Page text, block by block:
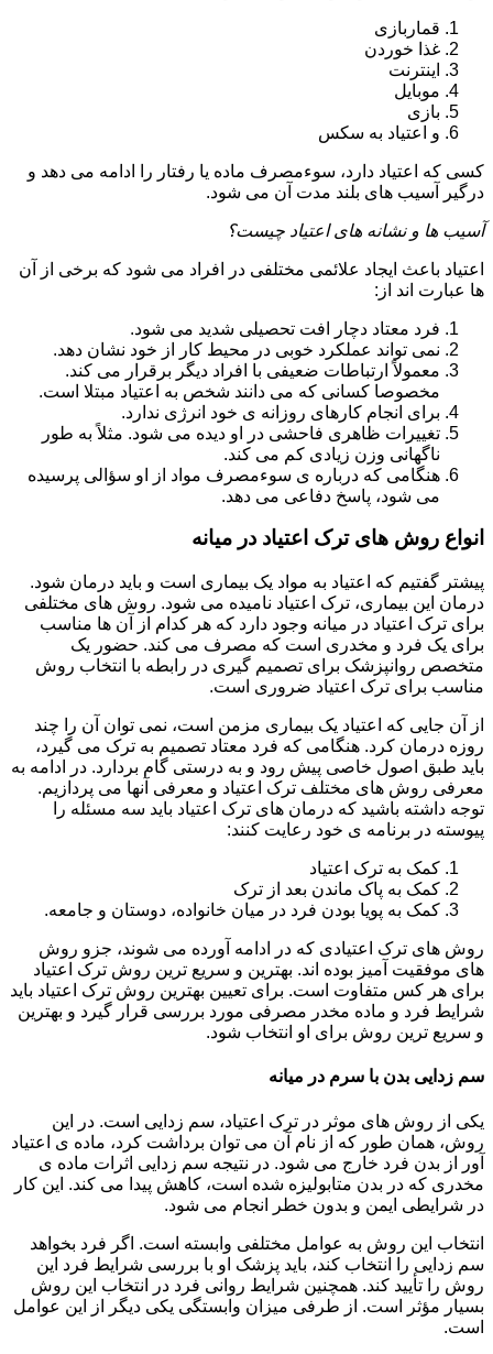
قماربازی
غذا خوردن
اینترنت
موبایل
بازی
و اعتیاد به سکس
کسی که اعتیاد دارد، سوءمصرف ماده یا رفتار را ادامه می دهد و
درگیر آسیب های بلند مدت آن می شود.
آسیب ها و نشانه های اعتیاد چیست؟
اعتیاد باعث ایجاد علائمی مختلفی در افراد می شود که برخی از آن
ها عبارت اند از:
فرد معتاد دچار افت تحصیلی شدید می شود.
نمی تواند عملکرد خوبی در محیط کار از خود نشان دهد.
معمولاً ارتباطات ضعیفی با افراد دیگر برقرار می کند.
مخصوصا کسانی که می دانند شخص به اعتیاد مبتلا است.
برای انجام کارهای روزانه ی خود انرژی ندارد.
تغییرات ظاهری فاحشی در او دیده می شود. مثلاً به طور
ناگهانی وزن زیادی کم می کند.
هنگامی که درباره ی سوءمصرف مواد از او سؤالی پرسیده
می شود، پاسخ دفاعی می دهد.
انواع روش های ترک اعتیاد در میانه
پیشتر گفتیم که اعتیاد به مواد یک بیماری است و باید درمان شود.
درمان این بیماری، ترک اعتیاد نامیده می شود. روش های مختلفی
برای ترک اعتیاد در میانه وجود دارد که هر کدام از آن ها مناسب
برای یک فرد و مخدری است که مصرف می کند. حضور یک
متخصص روانپزشک برای تصمیم گیری در رابطه با انتخاب روش
مناسب برای ترک اعتیاد ضروری است.
از آن جایی که اعتیاد یک بیماری مزمن است، نمی توان آن را چند
روزه درمان کرد. هنگامی که فرد معتاد تصمیم به ترک می گیرد،
باید طبق اصول خاصی پیش رود و به درستی گام بردارد. در ادامه به
معرفی روش های مختلف ترک اعتیاد و معرفی آنها می پردازیم.
توجه داشته باشید که درمان های ترک اعتیاد باید سه مسئله را
پیوسته در برنامه ی خود رعایت کنند:
کمک به ترک اعتیاد
کمک به پاک ماندن بعد از ترک
کمک به پویا بودن فرد در میان خانواده، دوستان و جامعه.
روش های ترک اعتیادی که در ادامه آورده می شوند، جزو روش
های موفقیت آمیز بوده اند. بهترین و سریع ترین روش ترک اعتیاد
برای هر کس متفاوت است. برای تعیین بهترین روش ترک اعتیاد باید
شرایط فرد و ماده مخدر مصرفی مورد بررسی قرار گیرد و بهترین
و سریع ترین روش برای او انتخاب شود.
سم زدایی بدن با سرم در میانه
یکی از روش های موثر در ترک اعتیاد، سم زدایی است. در این
روش، همان طور که از نام آن می توان برداشت کرد، ماده ی اعتیاد
آور از بدن فرد خارج می شود. در نتیجه سم زدایی اثرات ماده ی
مخدری که در بدن متابولیزه شده است، کاهش پیدا می کند. این کار
در شرایطی ایمن و بدون خطر انجام می شود.
انتخاب این روش به عوامل مختلفی وابسته است. اگر فرد بخواهد
سم زدایی را انتخاب کند، باید پزشک او با بررسی شرایط فرد این
روش را تأیید کند. همچنین شرایط روانی فرد در انتخاب این روش
بسیار مؤثر است. از طرفی میزان وابستگی یکی دیگر از این عوامل
است.